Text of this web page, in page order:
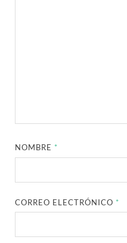
NOMBRE *
CORREO ELECTRÓNICO *